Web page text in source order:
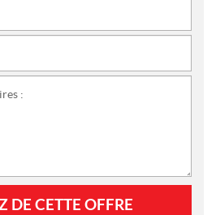
:
DE CETTE OFFRE